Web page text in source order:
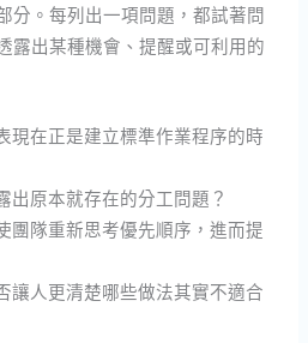
分。每列出一項問題，都試著問
露出某種機會、提醒或可利用的
現在正是建立標準作業程序的時
出原本就存在的分工問題？
團隊重新思考優先順序，進而提
讓人更清楚哪些做法其實不適合